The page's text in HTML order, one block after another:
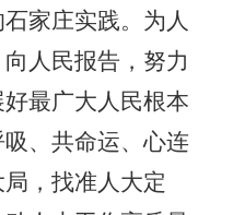
家庄实践。为人
人民报告，努力
最广大人民根本
、共命运、心连
，找准人大定